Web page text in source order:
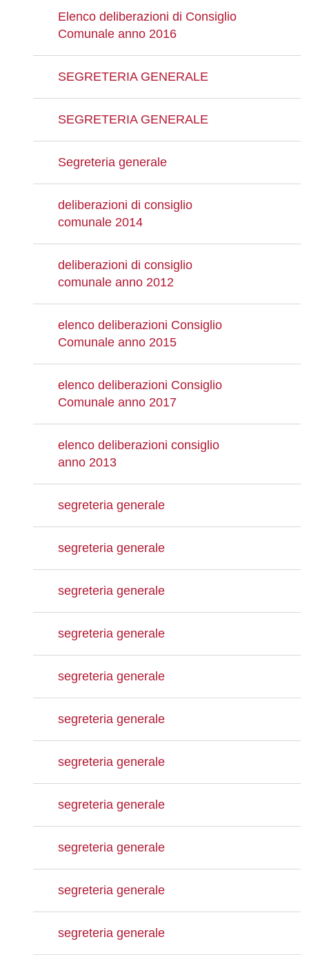
Elenco deliberazioni di Consiglio
Comunale anno 2016
SEGRETERIA GENERALE
SEGRETERIA GENERALE
Segreteria generale
deliberazioni di consiglio
comunale 2014
deliberazioni di consiglio
comunale anno 2012
elenco deliberazioni Consiglio
Comunale anno 2015
elenco deliberazioni Consiglio
Comunale anno 2017
elenco deliberazioni consiglio
anno 2013
segreteria generale
segreteria generale
segreteria generale
segreteria generale
segreteria generale
segreteria generale
segreteria generale
segreteria generale
segreteria generale
segreteria generale
segreteria generale